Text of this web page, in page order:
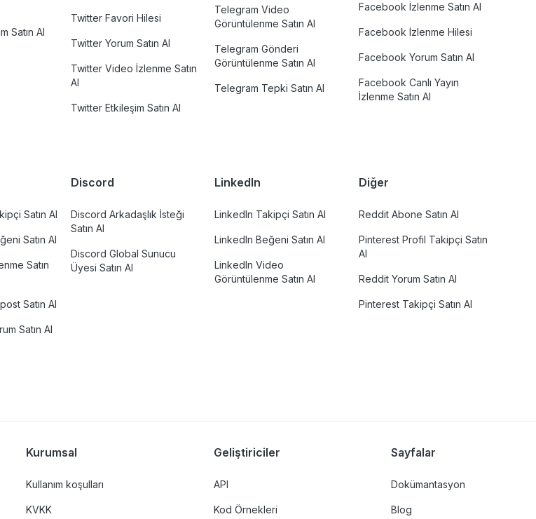
Satın Al
Twitter Favori Hilesi
Twitter Yorum Satın Al
Twitter Video İzlenme Satın
Al
Twitter Etkileşim Satın Al
Telegram Video
Görüntülenme Satın Al
Telegram Gönderi
Görüntülenme Satın Al
Telegram Tepki Satın Al
Facebook İzlenme Satın Al
Facebook İzlenme Hilesi
Facebook Yorum Satın Al
Facebook Canlı Yayın
İzlenme Satın Al
Satın Al
Satın Al
Satın
Satın Al
Satın Al
Discord
Discord Arkadaşlık İsteği
Satın Al
Discord Global Sunucu
Üyesi Satın Al
LinkedIn
LinkedIn Takipçi Satın Al
LinkedIn Beğeni Satın Al
LinkedIn Video
Görüntülenme Satın Al
Diğer
Reddit Abone Satın Al
Pinterest Profil Takipçi Satın
Al
Reddit Yorum Satın Al
Pinterest Takipçi Satın Al
Kurumsal
Kullanım koşulları
KVKK
Geliştiriciler
API
Kod Örnekleri
Sayfalar
Dokümantasyon
Blog